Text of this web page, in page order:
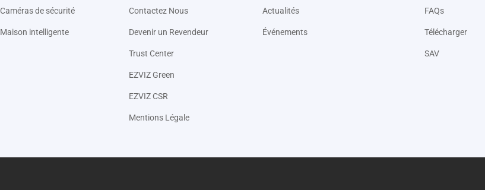
Caméras de sécurité
Maison intelligente
Contactez Nous
Devenir un Revendeur
Trust Center
EZVIZ Green
EZVIZ CSR
Mentions Légale
Actualités
Événements
FAQs
Télécharger
SAV